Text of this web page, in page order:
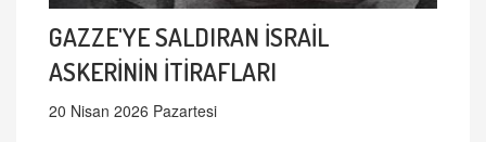
GAZZE'YE SALDIRAN İSRAİL
ASKERİNİN İTİRAFLARI
20 Nisan 2026 Pazartesi